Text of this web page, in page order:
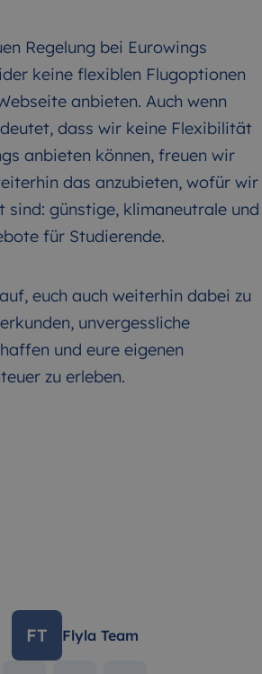
Regelung bei Eurowings
keine flexiblen Flugoptionen
anbieten. Auch wenn
dass wir keine Flexibilität
anbieten können, freuen wir
das anzubieten, wofür wir
sind: günstige, klimaneutrale und
für Studierende.
euch auch weiterhin dabei zu
unvergessliche
und eure eigenen
zu erleben.
FT Flyla Team